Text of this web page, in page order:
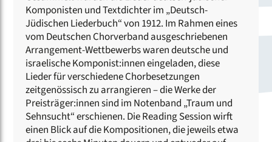
Komponisten und Textdichter im „Deutsch-
Jüdischen Liederbuch“ von 1912. Im Rahmen eines
vom Deutschen Chorverband ausgeschriebenen
Arrangement-Wettbewerbs waren deutsche und
israelische Komponist:innen eingeladen, diese
Lieder für verschiedene Chorbesetzungen
zeitgenössisch zu arrangieren – die Werke der
Preisträger:innen sind im Notenband „Traum und
Sehnsucht“ erschienen. Die Reading Session wirft
einen Blick auf die Kompositionen, die jeweils etwa